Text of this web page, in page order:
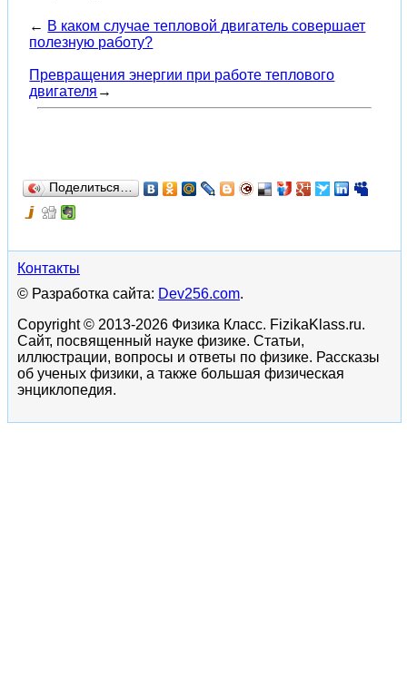
← В каком случае тепловой двигатель совершает
полезную работу?
Превращения энергии при работе теплового
двигателя →
Поделиться…
Контакты
© Разработка сайта: Dev256.com.
Copyright © 2013-2026 Физика Класс. FizikaKlass.ru.
Сайт, посвященный науке физике. Статьи,
иллюстрации, вопросы и ответы по физике. Рассказы
об ученых физики, а также большая физическая
энциклопедия.